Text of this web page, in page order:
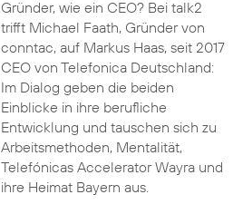
Gründer, wie ein CEO? Bei talk2
trifft Michael Faath, Gründer von
conntac, auf Markus Haas, seit 2017
CEO von Telefonica Deutschland:
Im Dialog geben die beiden
Einblicke in ihre berufliche
Entwicklung und tauschen sich zu
Arbeitsmethoden, Mentalität,
Telefónicas Accelerator Wayra und
ihre Heimat Bayern aus.